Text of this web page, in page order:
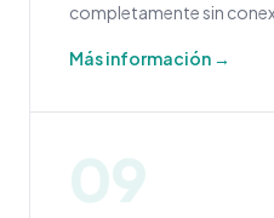
completamente sin
Más información →
09